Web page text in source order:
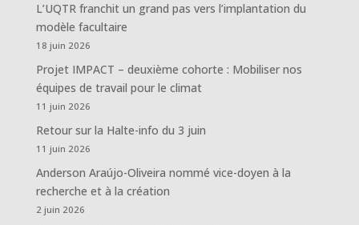
L’UQTR franchit un grand pas vers l’implantation du
modèle facultaire
18 juin 2026
Projet IMPACT – deuxième cohorte : Mobiliser nos
équipes de travail pour le climat
11 juin 2026
Retour sur la Halte-info du 3 juin
11 juin 2026
Anderson Araújo-Oliveira nommé vice-doyen à la
recherche et à la création
2 juin 2026